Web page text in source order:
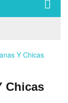
Y Chicas
Chicas